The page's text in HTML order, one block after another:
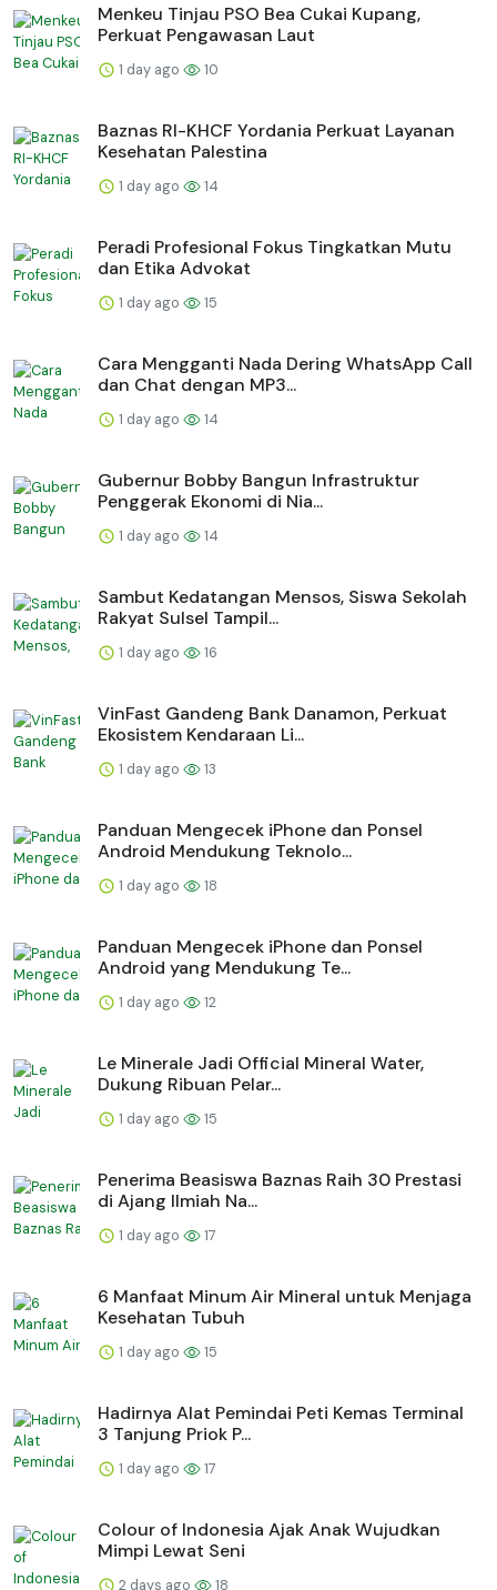
Menkeu Tinjau PSO Bea Cukai Kupang,
Perkuat Pengawasan Laut
1 day ago 10
Baznas RI-KHCF Yordania Perkuat Layanan
Kesehatan Palestina
1 day ago 14
Peradi Profesional Fokus Tingkatkan Mutu
dan Etika Advokat
1 day ago 15
Cara Mengganti Nada Dering WhatsApp Call
dan Chat dengan MP3...
1 day ago 14
Gubernur Bobby Bangun Infrastruktur
Penggerak Ekonomi di Nia...
1 day ago 14
Sambut Kedatangan Mensos, Siswa Sekolah
Rakyat Sulsel Tampil...
1 day ago 16
VinFast Gandeng Bank Danamon, Perkuat
Ekosistem Kendaraan Li...
1 day ago 13
Panduan Mengecek iPhone dan Ponsel
Android Mendukung Teknolo...
1 day ago 18
Panduan Mengecek iPhone dan Ponsel
Android yang Mendukung Te...
1 day ago 12
Le Minerale Jadi Official Mineral Water,
Dukung Ribuan Pelar...
1 day ago 15
Penerima Beasiswa Baznas Raih 30 Prestasi
di Ajang Ilmiah Na...
1 day ago 17
6 Manfaat Minum Air Mineral untuk Menjaga
Kesehatan Tubuh
1 day ago 15
Hadirnya Alat Pemindai Peti Kemas Terminal
3 Tanjung Priok P...
1 day ago 17
Colour of Indonesia Ajak Anak Wujudkan
Mimpi Lewat Seni
2 days ago 18